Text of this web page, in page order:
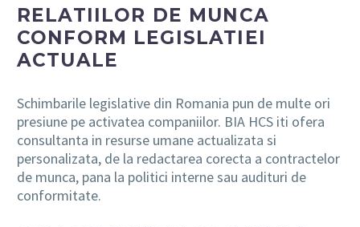
RELATIILOR DE MUNCA
CONFORM LEGISLATIEI
ACTUALE
Schimbarile legislative din Romania pun de multe ori
presiune pe activatea companiilor. BIA HCS iti ofera
consultanta in resurse umane actualizata si
personalizata, de la redactarea corecta a contractelor
de munca, pana la politici interne sau audituri de
conformitate.